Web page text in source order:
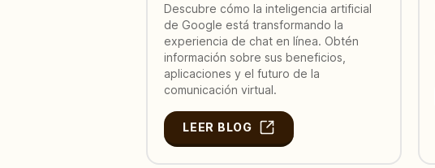
Descubre cómo la inteligencia artificial
de Google está transformando la
experiencia de chat en línea. Obtén
información sobre sus beneficios,
aplicaciones y el futuro de la
comunicación virtual.
LEER BLOG